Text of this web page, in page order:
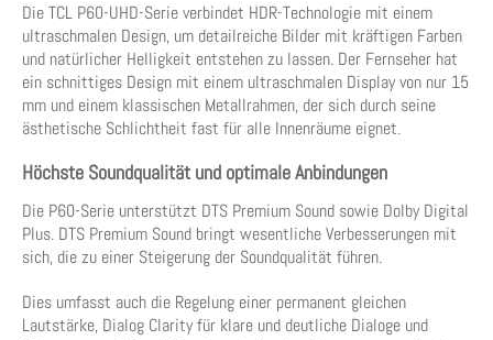
Die TCL P60-UHD-Serie verbindet HDR-Technologie mit einem
ultraschmalen Design, um detailreiche Bilder mit kräftigen Farben
und natürlicher Helligkeit entstehen zu lassen. Der Fernseher hat
ein schnittiges Design mit einem ultraschmalen Display von nur 15
mm und einem klassischen Metallrahmen, der sich durch seine
ästhetische Schlichtheit fast für alle Innenräume eignet.
Höchste Soundqualität und optimale Anbindungen
Die P60-Serie unterstützt DTS Premium Sound sowie Dolby Digital
Plus. DTS Premium Sound bringt wesentliche Verbesserungen mit
sich, die zu einer Steigerung der Soundqualität führen.
Dies umfasst auch die Regelung einer permanent gleichen
Lautstärke, Dialog Clarity für klare und deutliche Dialoge und